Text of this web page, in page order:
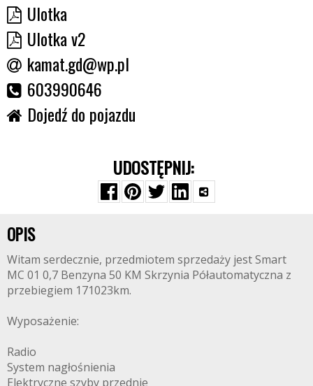
Ulotka
Ulotka v2
kamat.gd@wp.pl
603990646
Dojedź do pojazdu
UDOSTĘPNIJ:
OPIS
Witam serdecznie, przedmiotem sprzedaży jest Smart
MC 01 0,7 Benzyna 50 KM Skrzynia Półautomatyczna z
przebiegiem 171023km.
Wyposażenie:
Radio
System nagłośnienia
Elektryczne szyby przednie